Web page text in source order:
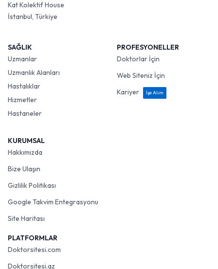
Kat Kolektif House
İstanbul, Türkiye
SAĞLIK
Uzmanlar
Uzmanlık Alanları
Hastalıklar
Hizmetler
Hastaneler
PROFESYONELLER
Doktorlar İçin
Web Siteniz İçin
Kariyer
İşe Alım
KURUMSAL
Hakkımızda
Bize Ulaşın
Gizlilik Politikası
Google Takvim Entegrasyonu
Site Haritası
PLATFORMLAR
Doktorsitesi.com
Doktorsitesi.az